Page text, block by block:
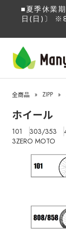
■夏季休業
日(日)〕 ※8
全商品 » ZIPP »
ホイール
101 303/353
3ZERO MOTO